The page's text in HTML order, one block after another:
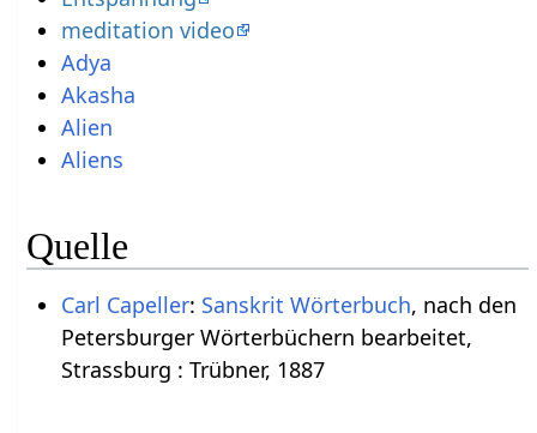
meditation video
Adya
Akasha
Alien
Aliens
Quelle
Carl Capeller: Sanskrit Wörterbuch, nach den
Petersburger Wörterbüchern bearbeitet,
Strassburg : Trübner, 1887